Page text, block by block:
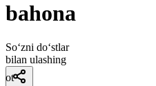
bahona
So‘zni do‘stlar
bilan ulashing
ot